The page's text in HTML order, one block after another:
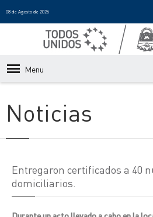
08 de Agosto de 2026
Menu
Noticias
Entregaron certificados a 40
domiciliarios.